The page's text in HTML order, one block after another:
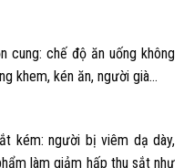
cung: chế độ ăn uống không
khem, kén ăn, người già…
kém: người bị viêm dạ dày,
làm giảm hấp thu sắt như